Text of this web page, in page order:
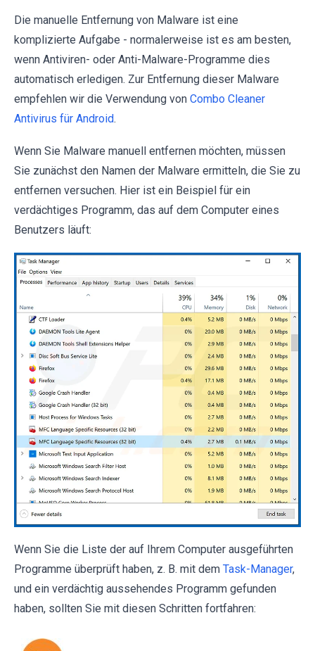
Die manuelle Entfernung von Malware ist eine
komplizierte Aufgabe - normalerweise ist es am besten,
wenn Antiviren- oder Anti-Malware-Programme dies
automatisch erledigen. Zur Entfernung dieser Malware
empfehlen wir die Verwendung von Combo Cleaner
Antivirus für Android.
Wenn Sie Malware manuell entfernen möchten, müssen
Sie zunächst den Namen der Malware ermitteln, die Sie zu
entfernen versuchen. Hier ist ein Beispiel für ein
verdächtiges Programm, das auf dem Computer eines
Benutzers läuft:
Wenn Sie die Liste der auf Ihrem Computer ausgeführten
Programme überprüft haben, z. B. mit dem Task-Manager,
und ein verdächtig aussehendes Programm gefunden
haben, sollten Sie mit diesen Schritten fortfahren: